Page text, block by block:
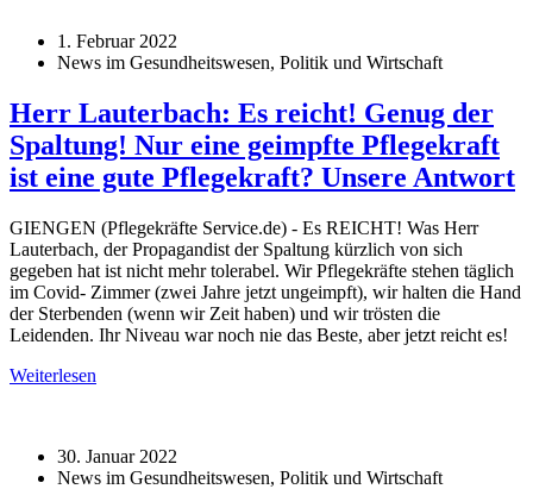
1. Februar 2022
News im Gesundheitswesen, Politik und Wirtschaft
Herr Lauterbach: Es reicht! Genug der
Spaltung! Nur eine geimpfte Pflegekraft
ist eine gute Pflegekraft? Unsere Antwort
GIENGEN (Pflegekräfte Service.de) - Es REICHT! Was Herr
Lauterbach, der Propagandist der Spaltung kürzlich von sich
gegeben hat ist nicht mehr tolerabel. Wir Pflegekräfte stehen täglich
im Covid- Zimmer (zwei Jahre jetzt ungeimpft), wir halten die Hand
der Sterbenden (wenn wir Zeit haben) und wir trösten die
Leidenden. Ihr Niveau war noch nie das Beste, aber jetzt reicht es!
Weiterlesen
30. Januar 2022
News im Gesundheitswesen, Politik und Wirtschaft